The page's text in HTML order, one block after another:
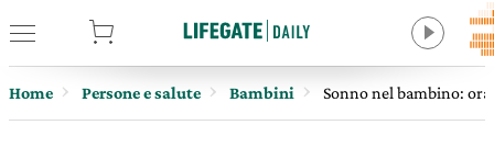
Home Persone e salute Bambini Sonno nel bambino: